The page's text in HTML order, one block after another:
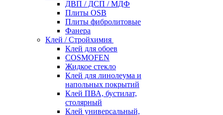
ДВП / ДСП / МДФ
Плиты OSB
Плиты фибролитовые
Фанера
Клей / Стройхимия
Клей для обоев
COSMOFEN
Жидкое стекло
Клей для линолеума и
напольных покрытий
Клей ПВА, бустилат,
столярный
Клей универсальный,